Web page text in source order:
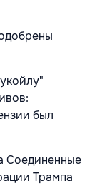
был
Соединенные
Трампа